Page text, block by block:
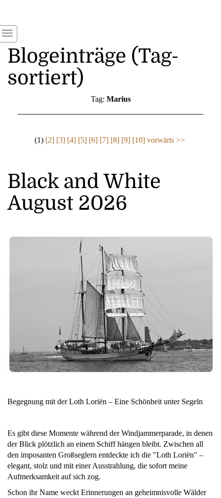
Blogeinträge (Tag-
sortiert)
Tag: Marius
(1) [2] [3] [4] [5] [6] [7] [8] [9] [10] vorwärts >>
Black and White
August 2026
Begegnung mit der Loth Loriën – Eine Schönheit unter Segeln
Es gibt diese Momente während der Windjammerparade, in denen
der Blick plötzlich an einem Schiff hängen bleibt. Zwischen all
den imposanten Großseglern entdeckte ich die "Loth Loriën" –
elegant, stolz und mit einer Ausstrahlung, die sofort meine
Aufmerksamkeit auf sich zog.
Schon ihr Name weckt Erinnerungen an geheimnisvolle Wälder